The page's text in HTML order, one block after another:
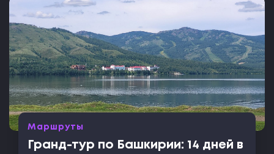
Маршруты
Гранд-тур по Башкирии: 14 дней в